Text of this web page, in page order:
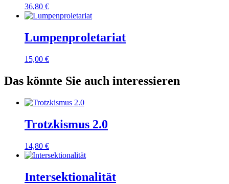
36,80 €
Lumpenproletariat
15,00 €
Das könnte Sie auch interessieren
Trotzkismus 2.0
14,80 €
Intersektionalität